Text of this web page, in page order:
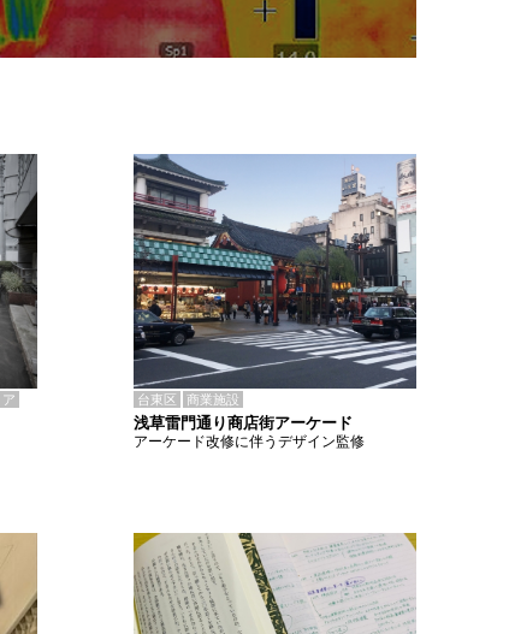
台東区 商業施設
浅草雷門通り商店街アーケード
アーケード改修に伴うデザイン監修